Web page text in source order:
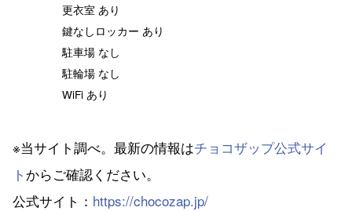
更衣室 あり
鍵なしロッカー あり
駐車場 なし
駐輪場 なし
WiFi あり
※当サイト調べ。最新の情報はチョコザップ公式サイ
ト からご確認ください。
公式サイト： https://chocozap.jp/